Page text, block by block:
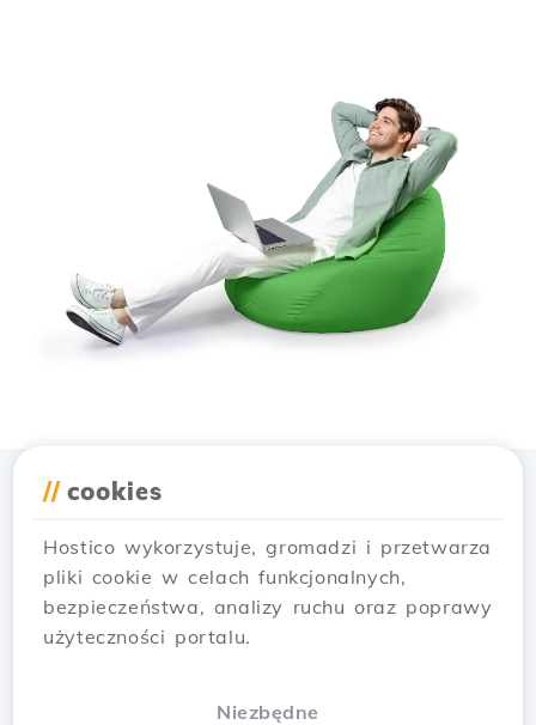
// cookies
Hostico wykorzystuje, gromadzi i przetwarza
pliki cookie w celach funkcjonalnych,
bezpieczeństwa, analizy ruchu oraz poprawy
użyteczności portalu.
Niezbędne
Pobierz aplikację